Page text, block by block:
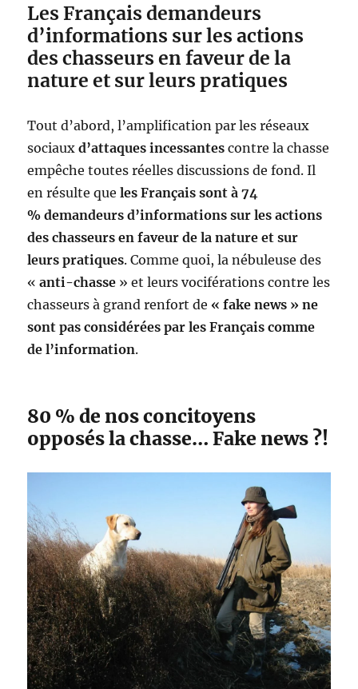
Les Français demandeurs
d’informations sur les actions
des chasseurs en faveur de la
nature et sur leurs pratiques
Tout d’abord, l’amplification par les réseaux
sociauxd’attaques incessantes contre la chasse
empêche toutes réelles discussions de fond. Il
en résulte queles Français sont à 74
% demandeurs d’informations sur les actions
des chasseurs en faveur de la nature et sur
leurs pratiques. Comme quoi, la nébuleuse des
«anti-chasse » et leurs vociférations contre les
chasseurs à grand renfort de « fake news » ne
sont pas considérées par les Français comme
de l’information.
80 % de nos concitoyens
opposés la chasse… Fake news ?!